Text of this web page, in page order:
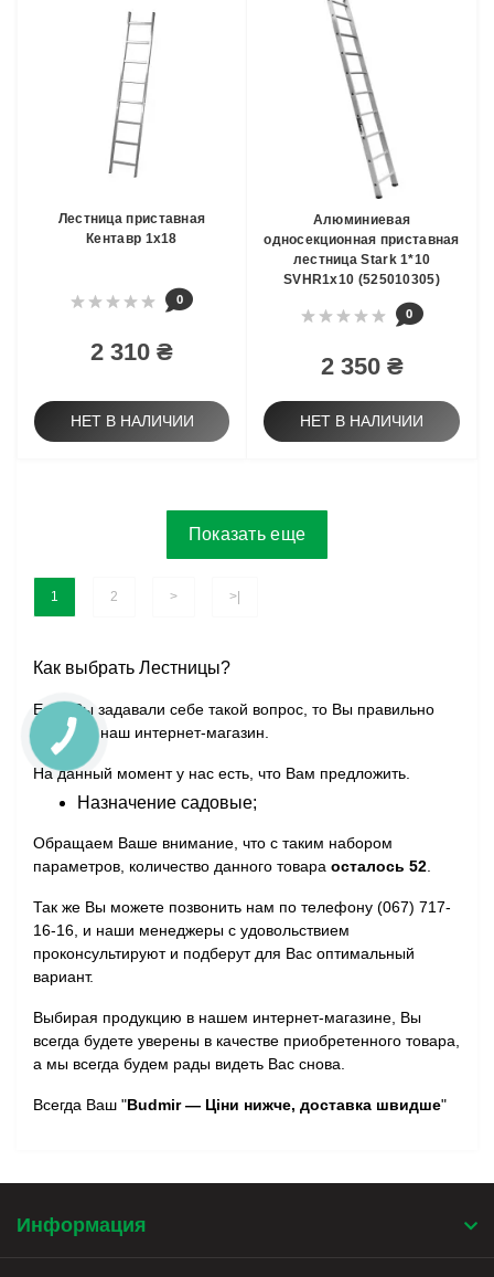
Лестница приставная
Кентавр 1х18
0
2 310 ₴
НЕТ В НАЛИЧИИ
Алюминиевая
односекционная приставная
лестница Stark 1*10
SVHR1x10 (525010305)
0
2 350 ₴
НЕТ В НАЛИЧИИ
Показать еще
1 2 > >|
Как выбрать Лестницы?
Если Вы задавали себе такой вопрос, то Вы правильно
выбрали наш интернет-магазин.
На данный момент у нас есть, что Вам предложить.
Назначение садовые;
Обращаем Ваше внимание, что с таким набором
параметров, количество данного товара осталось 52
Так же Вы можете позвонить нам по телефону (067) 717-
16-16, и наши менеджеры с удовольствием
проконсультируют и подберут для Вас оптимальный
вариант.
Выбирая продукцию в нашем интернет-магазине, Вы
всегда будете уверены в качестве приобретенного товара,
а мы всегда будем рады видеть Вас снова.
Всегда Ваш "Budmir — Ціни нижче, доставка швидше"
Информация